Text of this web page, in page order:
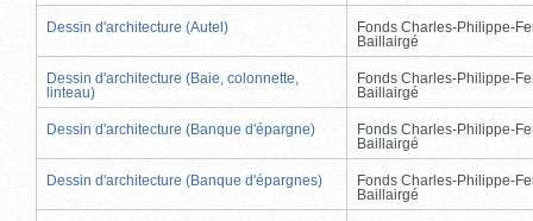
Dessin d'architecture (Autel)
Fonds Charles-Philippe-
Baillairgé
Dessin d'architecture (Baie, colonnette,
linteau)
Fonds Charles-Philippe-
Baillairgé
Dessin d'architecture (Banque d'épargne)
Fonds Charles-Philippe-
Baillairgé
Dessin d'architecture (Banque d'épargnes)
Fonds Charles-Philippe-
Baillairgé